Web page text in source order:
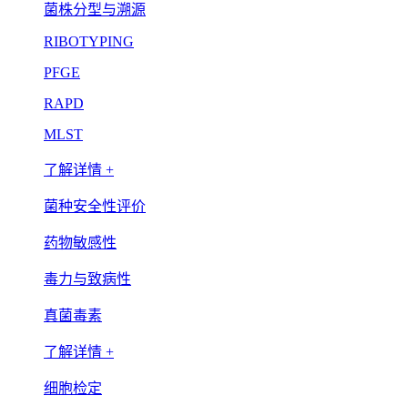
菌株分型与溯源
RIBOTYPING
PFGE
RAPD
MLST
了解详情 +
菌种安全性评价
药物敏感性
毒力与致病性
真菌毒素
了解详情 +
细胞检定